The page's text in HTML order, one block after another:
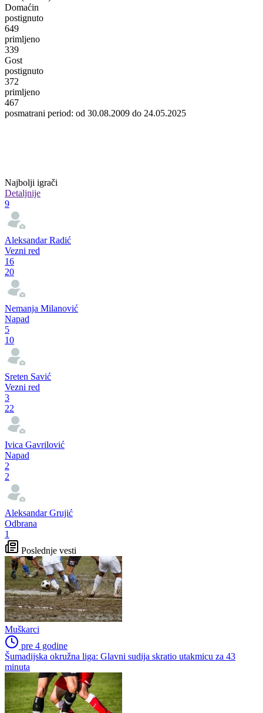
Domaćin
postignuto
649
primljeno
339
Gost
postignuto
372
primljeno
467
posmatrani period: od 30.08.2009 do 24.05.2025
Najbolji igrači
Detaljnije
9
Aleksandar Radić
Vezni red
16
20
Nemanja Milanović
Napad
5
10
Sreten Savić
Vezni red
3
22
Ivica Gavrilović
Napad
2
2
Aleksandar Grujić
Odbrana
1
Poslednje vesti
Muškarci
pre 4 godine
Šumadijska okružna liga: Glavni sudija skratio utakmicu za 43
minuta